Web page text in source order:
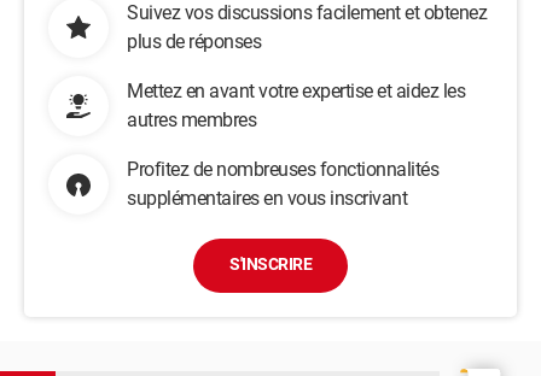
Suivez vos discussions facilement et obtenez
plus de réponses
Mettez en avant votre expertise et aidez les
autres membres
Profitez de nombreuses fonctionnalités
supplémentaires en vous inscrivant
S'INSCRIRE